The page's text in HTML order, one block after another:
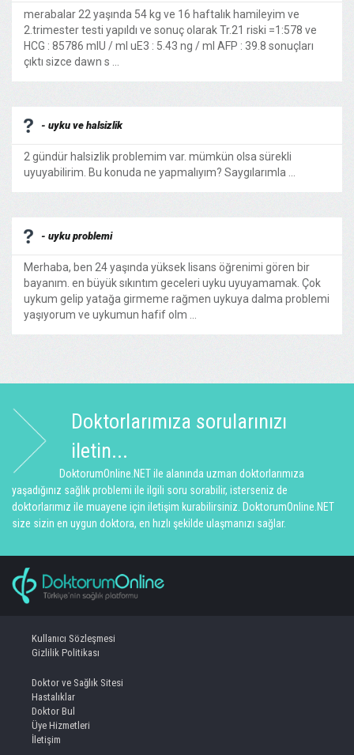
merabalar 22 yaşında 54 kg ve 16 haftalık hamileyim ve
2.trimester testi yapıldı ve sonuç olarak Tr.21 riski =1:578 ve
HCG : 85786 mlU / ml uE3 : 5.43 ng / ml AFP : 39.8 sonuçları
çıktı sizce dawn s ...
- uyku ve halsizlik
2 gündür halsizlik problemim var. mümkün olsa sürekli
uyuyabilirim. Bu konuda ne yapmalıyım? Saygılarımla ...
- uyku problemi
Merhaba, ben 24 yaşında yüksek lisans öğrenimi gören bir
bayanım. en büyük sıkıntım geceleri uyku uyuyamamak. Çok
uykum gelip yatağa girmeme rağmen uykuya dalma problemi
yaşıyorum ve uykumun hafif olm ...
Doktorlarımıza sorularınızı
iletin...
DoktorumOnline.NET ile alanında uzman doktorlarımıza
yaşadığınız sağlık problemi ile ilgili soru sorabilir, isterseniz de
doktorlarımız ile muayene için iletişim kurabilirsiniz. DoktorumOnline.NET
size sizin en uygun doktora, en hızlı şekilde ulaşmanızı sağlar.
Kullanıcı Sözleşmesi
Gizlilik Politikası
Doktor ve Sağlık Sitesi
Hastalıklar
Doktor Bul
Üye Hizmetleri
İletişim